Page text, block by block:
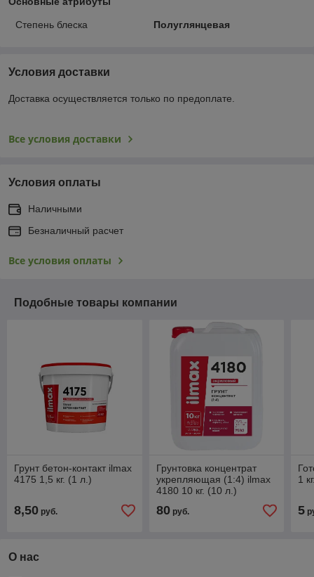
Степень блеска Полуглянцевая
Условия доставки
Доставка осуществляется только по предоплате.
Все условия доставки
Условия оплаты
Наличными
Безналичный расчет
Все условия оплаты
Подобные товары компании
Грунт бетон-контакт ilmax
4175 1,5 кг. (1 л.)
8,50 руб.
Грунтовка концентрат
укрепляющая (1:4) ilmax
4180 10 кг. (10 л.)
80руб.
1
5
О нас